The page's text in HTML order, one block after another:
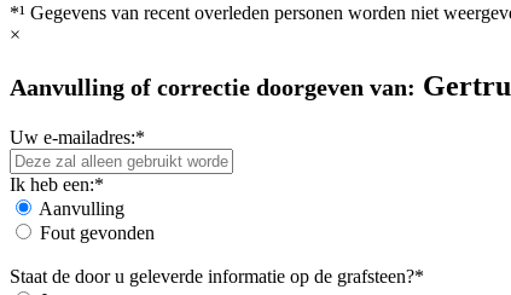
*¹ Gegevens van recent overleden personen worden niet
×
Aanvulling of correctie doorgeven van:
Uw e-mailadres:*
Ik heb een:*
Aanvulling
Fout gevonden
Staat de door u geleverde informatie op de grafsteen?*